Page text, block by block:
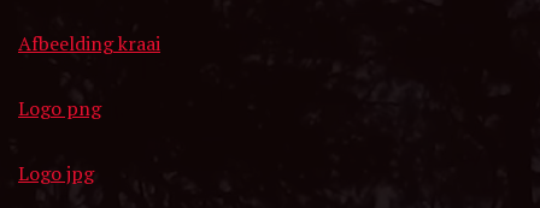
Afbeelding kraai
Logo png
Logo jpg